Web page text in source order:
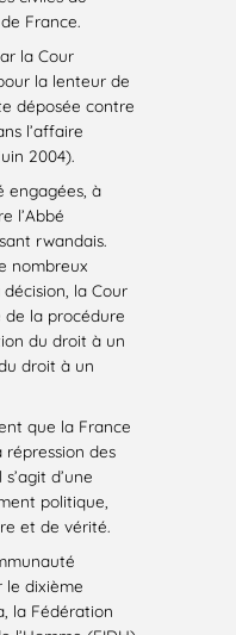
France.
la Cour
la lenteur de
déposée contre
l’affaire
2004).
engagées, à
l’Abbé
rwandais.
nombreux
la Cour
la procédure
du droit à un
droit à un
que la France
des
d’une
politique,
et de vérité.
le dixième
la Fédération